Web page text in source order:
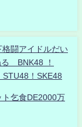
闘アイドルだい
BNK48 ！
！SKE48
ト乞食DE2000万